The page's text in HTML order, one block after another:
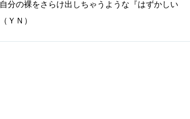
分の裸をさらけ出しちゃうような『はずかしい
ＹＮ）